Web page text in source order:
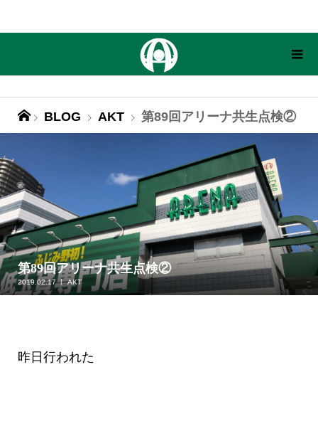
BLOG AKT 第89回アリーナ共生点検②
第89回アリーナ共生点検②
2019.02.17 AKT
昨日行われた